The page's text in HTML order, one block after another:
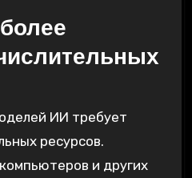
ИИ требует
ресурсов.
и других